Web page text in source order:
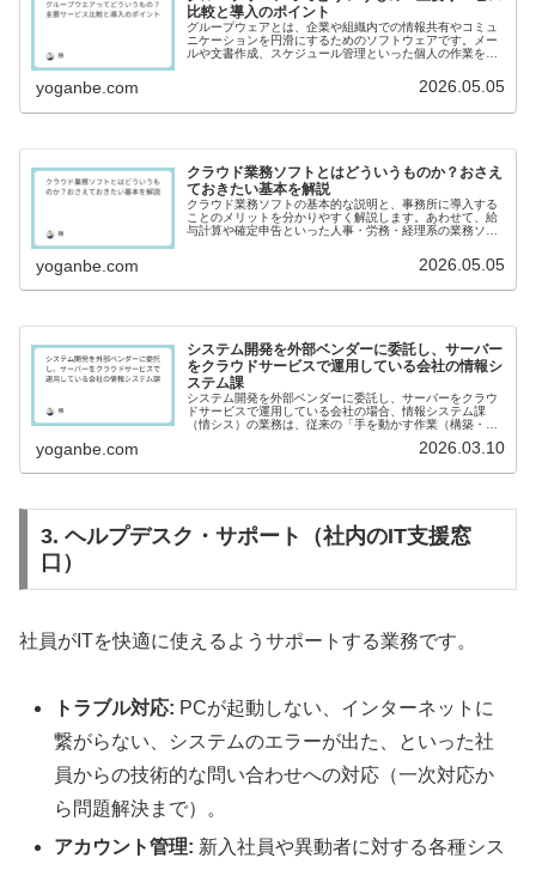
比較と導入のポイント
グループウェアとは、企業や組織内での情報共有やコミュ
ニケーションを円滑にするためのソフトウェアです。メー
ルや文書作成、スケジュール管理といった個人の作業を効
yoganbe.com 2026.05.05
クラウド業務ソフトとはどういうものか？おさえ
ておきたい基本を解説
クラウド業務ソフトの基本的な説明と、事務所に導入する
ことのメリットを分かりやすく解説します。あわせて、給
与計算や確定申告といった人事・労務・経理系の業務ソフ
yoganbe.com 2026.05.05
システム開発を外部ベンダーに委託し、サーバー
をクラウドサービスで運用している会社の情報シ
ステム課
システム開発を外部ベンダーに委託し、サーバーをクラウ
ドサービスで運用している会社の場合、情報システム課
（情シス）の業務は、従来の「手を動かす作業（構築・運
yoganbe.com 2026.03.10
3. ヘルプデスク・サポート（社内のIT支援窓
口）
社員がITを快適に使えるようサポートする業務です。
トラブル対応: PCが起動しない、インターネットに
繋がらない、システムのエラーが出た、といった社
員からの技術的な問い合わせへの対応（一次対応か
ら問題解決まで）。
アカウント管理: 新入社員や異動者に対する各種シス